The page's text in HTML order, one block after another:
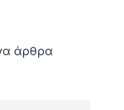
άρθρα